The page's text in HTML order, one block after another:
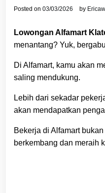
Posted on 03/03/2026 by
Lowongan Alfamart
menantang? Yuk,
Di Alfamart, kamu akan
saling mendukung.
Lebih dari sekadar
akan mendapatkan
Bekerja di Alfamart
berkembang dan meraih